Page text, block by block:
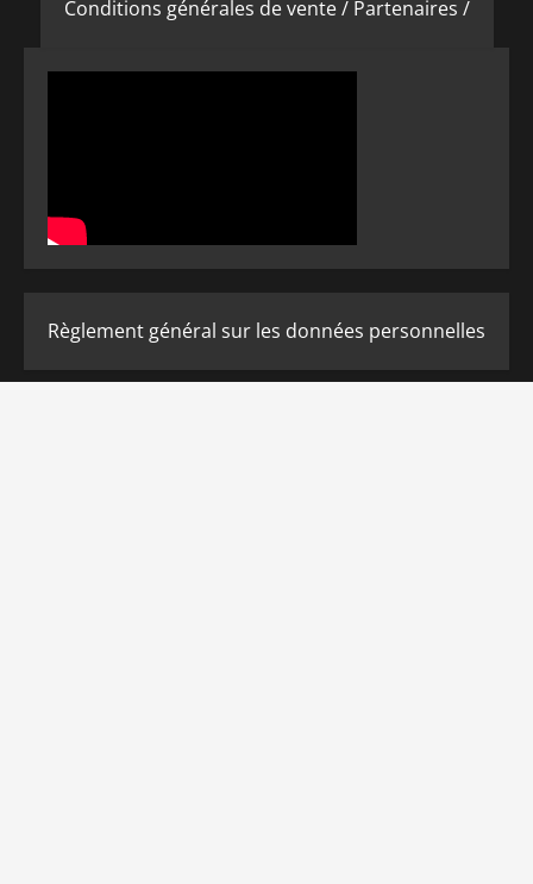
Conditions générales de vente / Partenaires /
Règlement général sur les données personnelles